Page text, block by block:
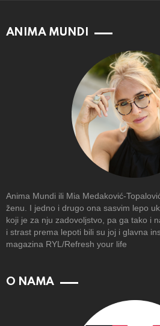
ANIMA MUNDI
Anima Mundi ili Mia Medaković-
ženu. I jedno i drugo ona sasvim lepo
koji je za nju zadovoljstvo, pa ga tako i
i strast prema lepoti bili su joj i glavna
magazina RYL/Refresh your life
O NAMA